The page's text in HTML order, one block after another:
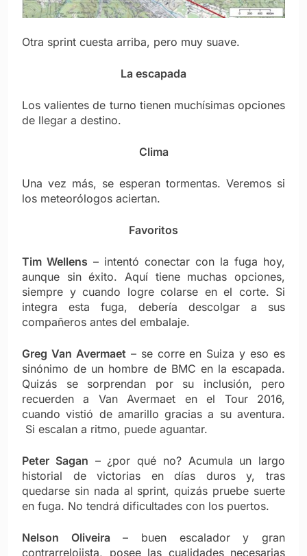
Otra sprint cuesta arriba, pero muy suave.
La escapada
Los valientes de turno tienen muchísimas opciones
de llegar a destino.
Clima
Una vez más, se esperan tormentas. Veremos si
los meteorólogos aciertan.
Favoritos
Tim Wellens – intentó conectar con la fuga hoy,
aunque sin éxito. Aquí tiene muchas opciones,
siempre y cuando logre colarse en el corte. Si
integra esta fuga, debería descolgar a sus
compañeros antes del embalaje.
Greg Van Avermaet – se corre en Suiza y eso es
sinónimo de un hombre de BMC en la escapada.
Quizás se sorprendan por su inclusión, pero
recuerden a Van Avermaet en el Tour 2016,
cuando vistió de amarillo gracias a su aventura.
Si escalan a ritmo, puede aguantar.
Peter Sagan – ¿por qué no? Acumula un largo
historial de victorias en días duros y, tras
quedarse sin nada al sprint, quizás pruebe suerte
en fuga. No tendrá dificultades con los puertos.
Nelson Oliveira – buen escalador y gran
contrarrelojista, posee las cualidades necesarias